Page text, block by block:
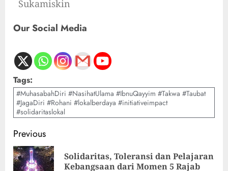
Sukamiskin
Our Social Media
Tags:
#MuhasabahDiri #NasihatUlama #IbnuQayyim #Takwa #Taubat
#JagaDiri #Rohani #lokalberdaya #initiativeimpact
#solidaritaslokal
Previous
Solidaritas, Toleransi dan Pelajaran
Kebangsaan dari Momen 5 Rajab